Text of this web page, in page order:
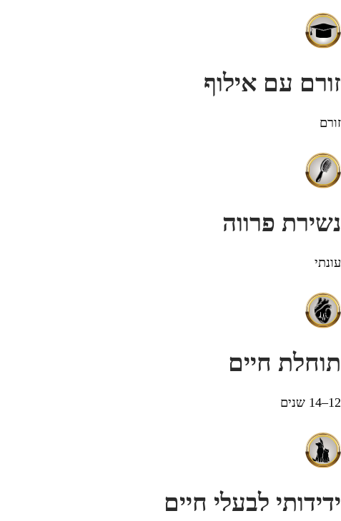
זורם עם אילוף
זורם
נשירת פרווה
עונתי
תוחלת חיים
12–14 שנים
ידידותי לבעלי חיים